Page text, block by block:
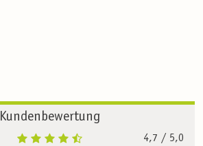
Kundenbewertung
4,7 / 5,0